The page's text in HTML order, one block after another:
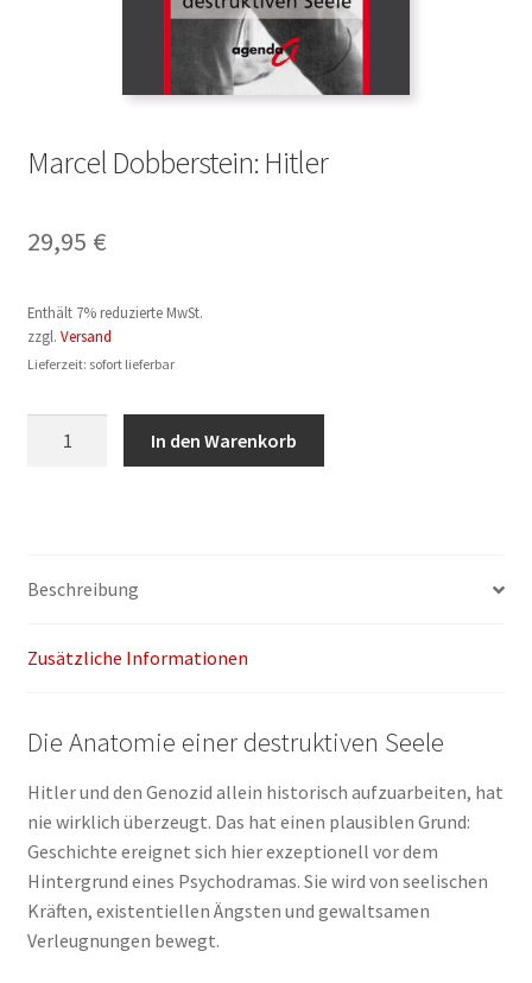
Marcel Dobberstein: Hitler
29,95 €
Enthält 7% reduzierte MwSt.
zzgl. Versand
Lieferzeit: sofort lieferbar
In den Warenkorb
Beschreibung
Zusätzliche Informationen
Die Anatomie einer destruktiven Seele
Hitler und den Genozid allein historisch aufzuarbeiten, hat
nie wirklich überzeugt. Das hat einen plausiblen Grund:
Geschichte ereignet sich hier exzeptionell vor dem
Hintergrund eines Psychodramas. Sie wird von seelischen
Kräften, existentiellen Ängsten und gewaltsamen
Verleugnungen bewegt.